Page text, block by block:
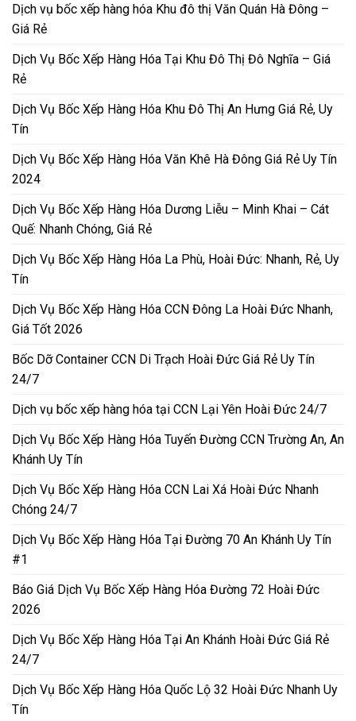
Dịch vụ bốc xếp hàng hóa Khu đô thị Văn Quán Hà Đông –
Giá Rẻ
Dịch Vụ Bốc Xếp Hàng Hóa Tại Khu Đô Thị Đô Nghĩa – Giá
Rẻ
Dịch Vụ Bốc Xếp Hàng Hóa Khu Đô Thị An Hưng Giá Rẻ, Uy
Tín
Dịch Vụ Bốc Xếp Hàng Hóa Văn Khê Hà Đông Giá Rẻ Uy Tín
2024
Dịch Vụ Bốc Xếp Hàng Hóa Dương Liễu – Minh Khai – Cát
Quế: Nhanh Chóng, Giá Rẻ
Dịch Vụ Bốc Xếp Hàng Hóa La Phù, Hoài Đức: Nhanh, Rẻ, Uy
Tín
Dịch Vụ Bốc Xếp Hàng Hóa CCN Đông La Hoài Đức Nhanh,
Giá Tốt 2026
Bốc Dỡ Container CCN Di Trạch Hoài Đức Giá Rẻ Uy Tín
24/7
Dịch vụ bốc xếp hàng hóa tại CCN Lại Yên Hoài Đức 24/7
Dịch Vụ Bốc Xếp Hàng Hóa Tuyến Đường CCN Trường An, An
Khánh Uy Tín
Dịch Vụ Bốc Xếp Hàng Hóa CCN Lai Xá Hoài Đức Nhanh
Chóng 24/7
Dịch Vụ Bốc Xếp Hàng Hóa Tại Đường 70 An Khánh Uy Tín
#1
Báo Giá Dịch Vụ Bốc Xếp Hàng Hóa Đường 72 Hoài Đức
2026
Dịch Vụ Bốc Xếp Hàng Hóa Tại An Khánh Hoài Đức Giá Rẻ
24/7
Dịch Vụ Bốc Xếp Hàng Hóa Quốc Lộ 32 Hoài Đức Nhanh Uy
Tín